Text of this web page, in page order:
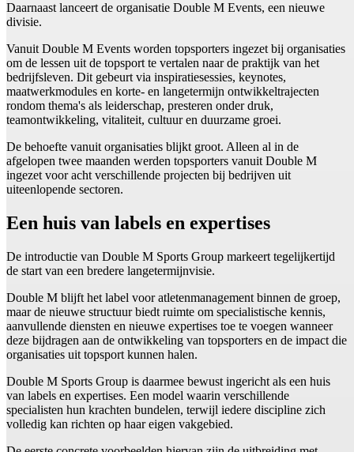
Daarnaast lanceert de organisatie Double M Events, een nieuwe
divisie.
Vanuit Double M Events worden topsporters ingezet bij organisaties
om de lessen uit de topsport te vertalen naar de praktijk van het
bedrijfsleven. Dit gebeurt via inspiratiesessies, keynotes,
maatwerkmodules en korte- en langetermijn ontwikkeltrajecten
rondom thema's als leiderschap, presteren onder druk,
teamontwikkeling, vitaliteit, cultuur en duurzame groei.
De behoefte vanuit organisaties blijkt groot. Alleen al in de
afgelopen twee maanden werden topsporters vanuit Double M
ingezet voor acht verschillende projecten bij bedrijven uit
uiteenlopende sectoren.
Een huis van labels en expertises
De introductie van Double M Sports Group markeert tegelijkertijd
de start van een bredere langetermijnvisie.
Double M blijft het label voor atletenmanagement binnen de groep,
maar de nieuwe structuur biedt ruimte om specialistische kennis,
aanvullende diensten en nieuwe expertises toe te voegen wanneer
deze bijdragen aan de ontwikkeling van topsporters en de impact die
organisaties uit topsport kunnen halen.
Double M Sports Group is daarmee bewust ingericht als een huis
van labels en expertises. Een model waarin verschillende
specialisten hun krachten bundelen, terwijl iedere discipline zich
volledig kan richten op haar eigen vakgebied.